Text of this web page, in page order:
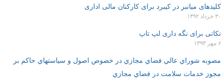
کلیدهای میانبر در کیبرد برای کارکنان مالی اداری
۳۰ خرداد ۱۳۹۲
نکاتی برای نگه داری لپ تاپ
۶ مهر ۱۳۹۳
مصوبه شوراي عالي فضاي مجازي در خصوص اصول و سياستهاي حاکم بر
مجوز خدمات سلامت در فضاي مجازي